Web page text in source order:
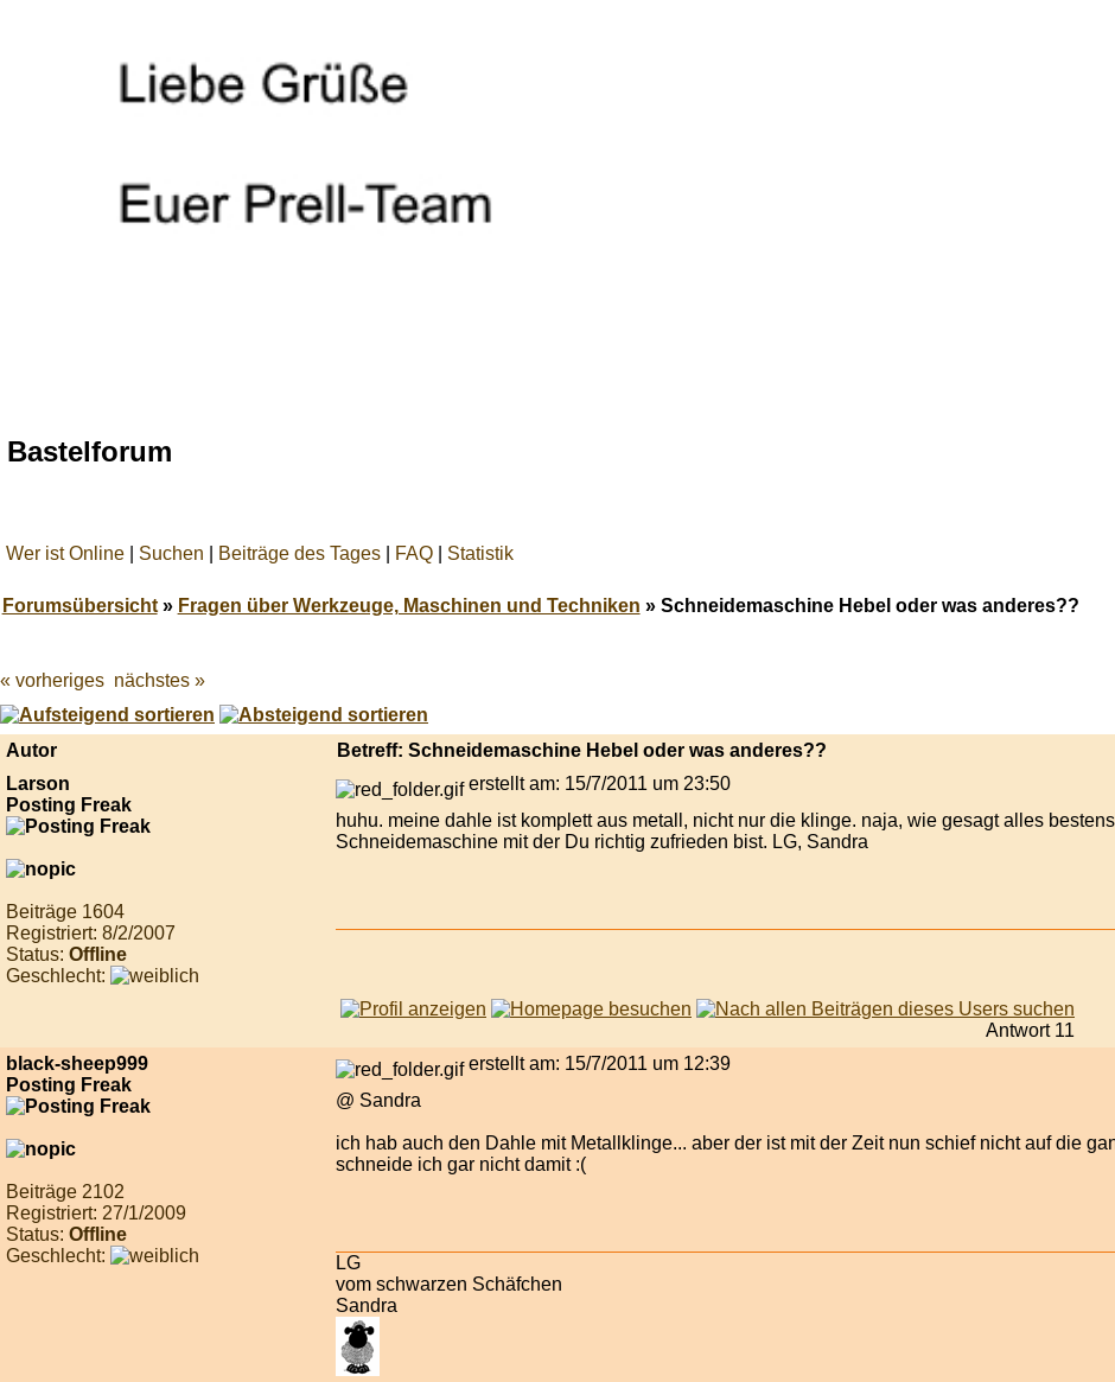
Bastelforum
Wer ist Online Suchen Beiträge des Tages FAQ Statistik
Forumsübersicht» Fragen über Werkzeuge, Maschinen und Techniken » Schneidemaschine Hebel oder was anderes??
Best
online
live
casino
« vorheriges nächstes »
Autor
Betreff: Schneidemaschine Hebel oder was anderes??
Larson
Posting Freak
Beiträge 1604
Registriert: 8/2/2007
Status: Offline
Geschlecht:
erstellt am: 15/7/2011 um 23:50
huhu. meine dahle ist komplett aus metall, nicht nur die klinge. naja, wie gesagt alles
Schneidemaschine mit der Du richtig zufrieden bist. LG, Sandra
Antwort 11
black-sheep999
Posting Freak
Beiträge 2102
Registriert: 27/1/2009
Status: Offline
Geschlecht:
erstellt am: 15/7/2011 um 12:39
@ Sandra
ich hab auch den Dahle mit Metallklinge... aber der ist mit der Zeit nun schief nicht auf die
schneide ich gar nicht damit :(
LG
vom schwarzen Schäfchen
Sandra